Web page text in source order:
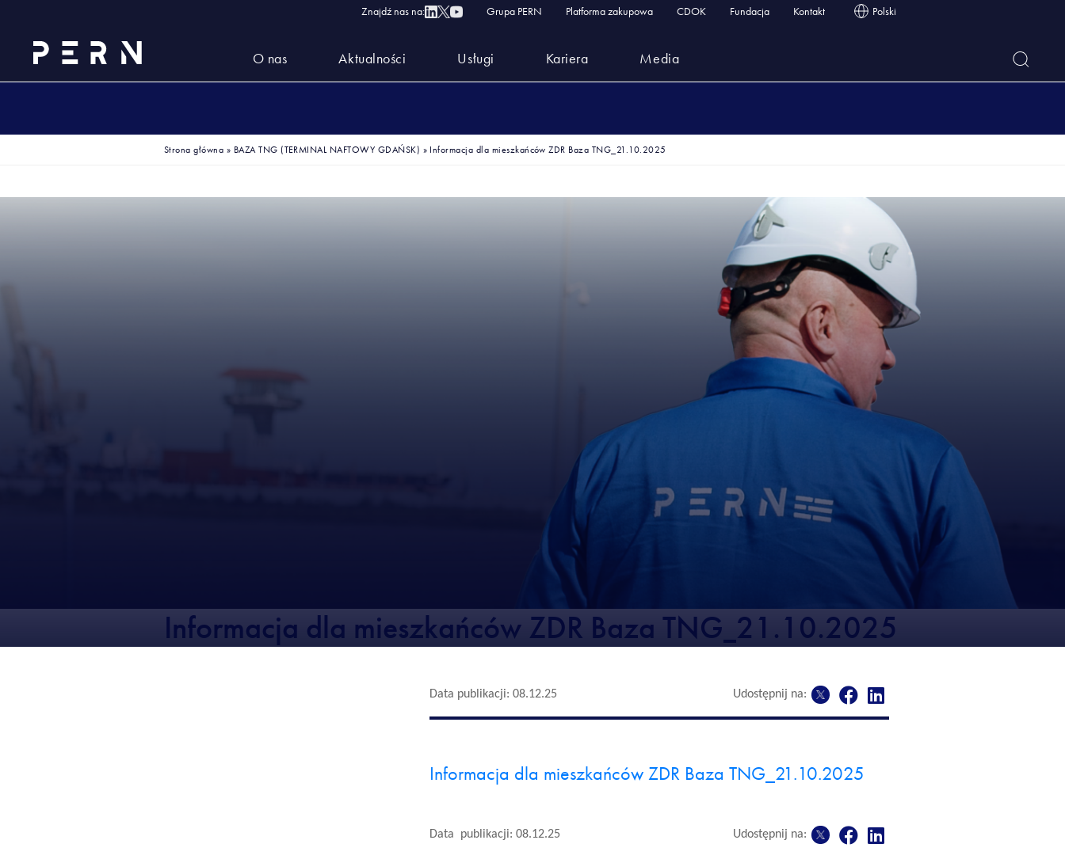
Znajdź nas na: Grupa PERN Platforma zakupowa CDOK Fundacja Kontakt Polski
O nas Aktualności Usługi Kariera Media
Strona główna » BAZA TNG (TERMINAL NAFTOWY GDAŃSK) » Informacja dla mieszkańców ZDR Baza TNG_21.10.2025
Informacja dla mieszkańców ZDR Baza TNG_21.10.2025
Data publikacji: 08.12.25 Udostępnij na:
Informacja dla mieszkańców ZDR Baza TNG_21.10.2025
Data publikacji: 08.12.25 Udostępnij na: